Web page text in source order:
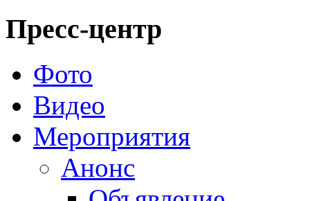
Пресс-центр
Фото
Видео
Мероприятия
Анонс